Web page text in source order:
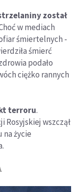
został
w mediach
śmiertelnych -
śmierć
podało
ciężko rannych
terroru.
Rosyjskiej wszczął
na życie